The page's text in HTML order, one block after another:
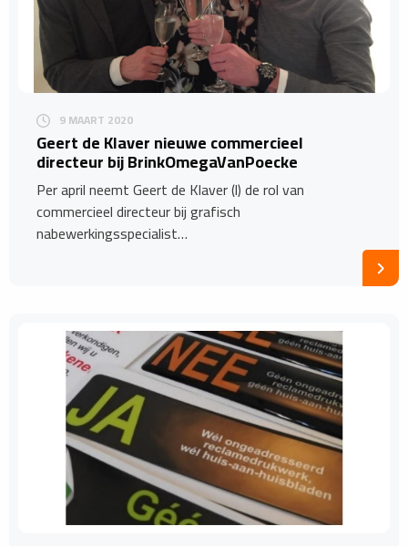
9 MAART 2020
Geert de Klaver nieuwe commercieel
directeur bij BrinkOmegaVanPoecke
Per april neemt Geert de Klaver (l) de rol van
commercieel directeur bij grafisch
nabewerkingsspecialist…